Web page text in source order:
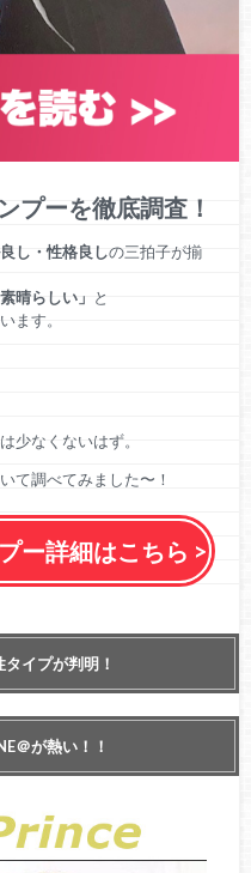
プーを徹底調査！
し・性格良しの三拍子が揃
晴らしい」 と
ます。
少なくないはず。
て調べてみました〜！
ー詳細はこちら >
イプが判明！
＠が熱い！！